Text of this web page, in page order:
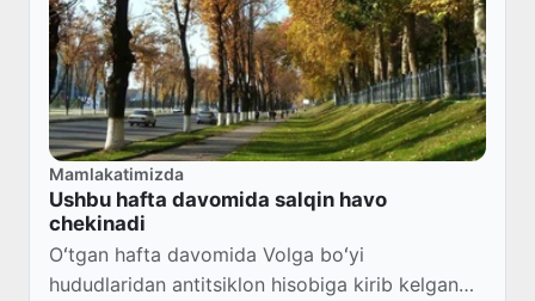
Mamlakatimizda
Ushbu hafta davomida salqin havo
chekinadi
Oʻtgan hafta davomida Volga boʻyi
hududlaridan antitsiklon hisobiga kirib kelgan